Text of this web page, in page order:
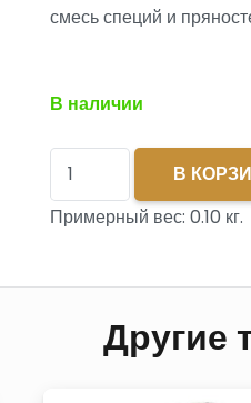
смесь специй и
В наличии
Количество
товара
Чипсы
оленины
В
Примерный вес: 0.10 кг.
Другие